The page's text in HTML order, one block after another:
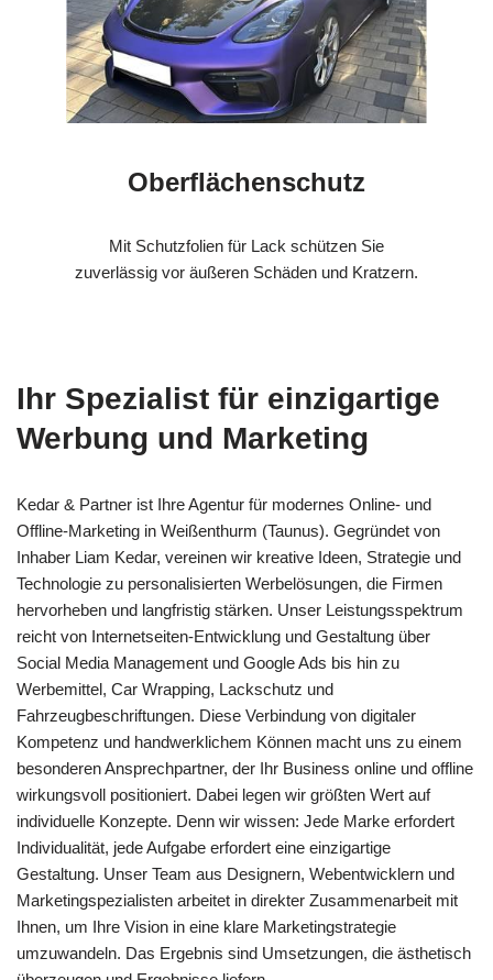
Oberflächenschutz
Mit Schutzfolien für Lack schützen Sie
zuverlässig vor äußeren Schäden und Kratzern.
Ihr Spezialist für einzigartige
Werbung und Marketing
Kedar & Partner ist Ihre Agentur für modernes Online- und
Offline-Marketing in Weißenthurm (Taunus). Gegründet von
Inhaber Liam Kedar, vereinen wir kreative Ideen, Strategie und
Technologie zu personalisierten Werbelösungen, die Firmen
hervorheben und langfristig stärken. Unser Leistungsspektrum
reicht von Internetseiten-Entwicklung und Gestaltung über
Social Media Management und Google Ads bis hin zu
Werbemittel, Car Wrapping, Lackschutz und
Fahrzeugbeschriftungen. Diese Verbindung von digitaler
Kompetenz und handwerklichem Können macht uns zu einem
besonderen Ansprechpartner, der Ihr Business online und offline
wirkungsvoll positioniert. Dabei legen wir größten Wert auf
individuelle Konzepte. Denn wir wissen: Jede Marke erfordert
Individualität, jede Aufgabe erfordert eine einzigartige
Gestaltung. Unser Team aus Designern, Webentwicklern und
Marketingspezialisten arbeitet in direkter Zusammenarbeit mit
Ihnen, um Ihre Vision in eine klare Marketingstrategie
umzuwandeln. Das Ergebnis sind Umsetzungen, die ästhetisch